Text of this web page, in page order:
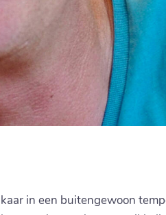
in een buitengewoon